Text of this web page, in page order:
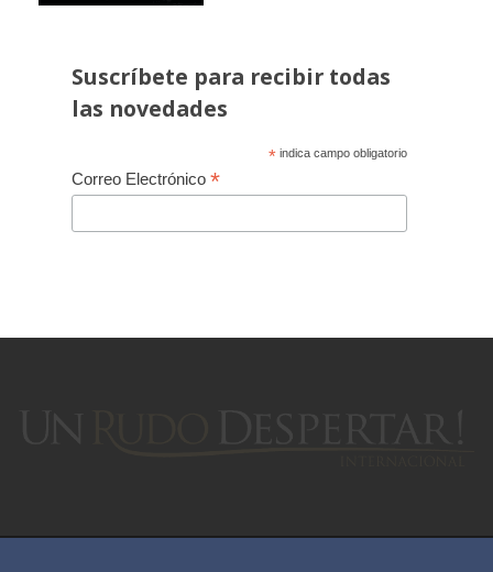
Suscríbete para recibir todas
las novedades
* indica campo obligatorio
Correo Electrónico *